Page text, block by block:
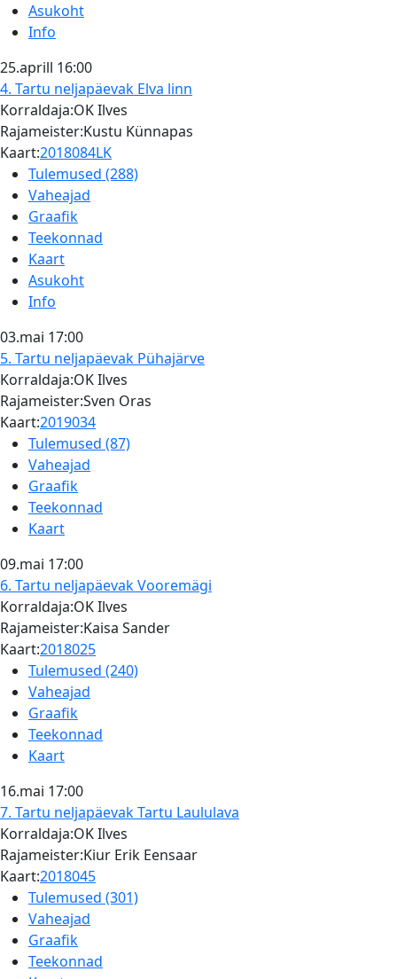
Asukoht
Info
25.aprill 16:00
4. Tartu neljapäevak Elva linn
Korraldaja:OK Ilves
Rajameister:Kustu Künnapas
Kaart:2018084LK
Tulemused (288)
Vaheajad
Graafik
Teekonnad
Kaart
Asukoht
Info
03.mai 17:00
5. Tartu neljapäevak Pühajärve
Korraldaja:OK Ilves
Rajameister:Sven Oras
Kaart:2019034
Tulemused (87)
Vaheajad
Graafik
Teekonnad
Kaart
09.mai 17:00
6. Tartu neljapäevakVooremägi
Korraldaja:OK Ilves
Rajameister:Kaisa Sander
Kaart:2018025
Tulemused (240)
Vaheajad
Graafik
Teekonnad
Kaart
16.mai 17:00
7. Tartu neljapäevakTartu Laululava
Korraldaja:OK Ilves
Rajameister:Kiur Erik Eensaar
Kaart:2018045
Tulemused (301)
Vaheajad
Graafik
Teekonnad